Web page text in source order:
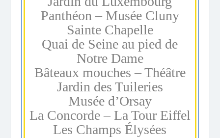
Panthéon – Musée Cluny
Sainte Chapelle
Quai de Seine au pied de
Notre Dame
Bâteaux mouches – Théâtre
Jardin des Tuileries
Musée d’Orsay
La Concorde – La Tour Eiffel
Les Champs Élysées